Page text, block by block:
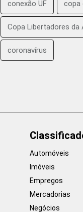
conexão UF copa
Copa Libertadores da
coronavírus
Automóveis
Imóveis
Empregos
Mercadorias
Negócios